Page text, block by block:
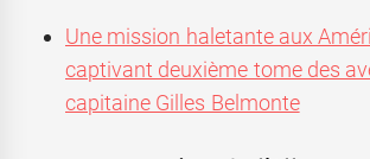
Une mission haletante aux
captivant deuxième tome des
capitaine Gilles Belmonte